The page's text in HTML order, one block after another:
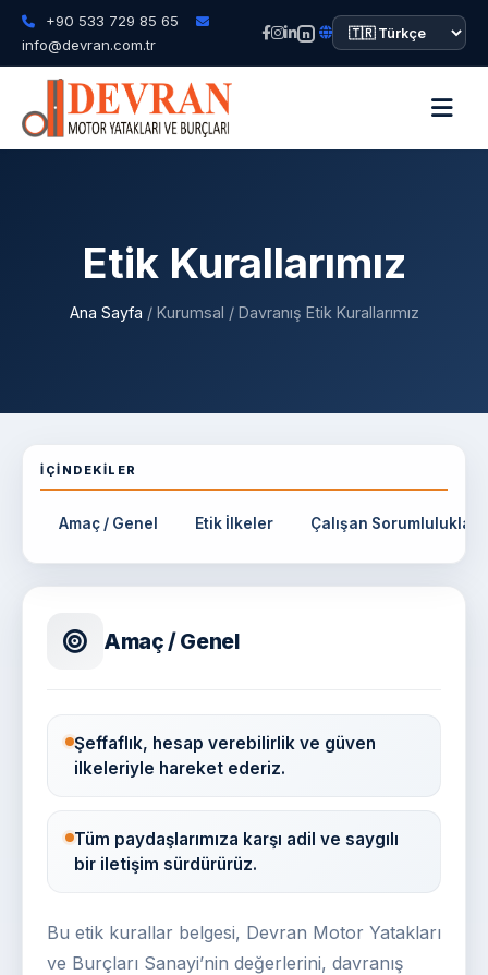
+90 533 729 85 65
info@devran.com.tr
n
Etik Kurallarımız
Ana Sayfa / Kurumsal / Davranış Etik Kurallarımız
Etik kurallar bölümleri
İÇINDEKILER
Amaç / Genel Etik İlkeler Çalışan Sorumlulukları
Amaç / Genel
Şeffaflık, hesap verebilirlik ve güven
ilkeleriyle hareket ederiz.
Tüm paydaşlarımıza karşı adil ve saygılı
bir iletişim sürdürürüz.
Bu etik kurallar belgesi, Devran Motor Yatakları
ve Burçları Sanayi’nin değerlerini, davranış